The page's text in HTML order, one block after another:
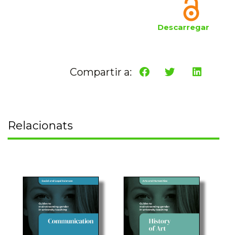
Descarregar
Compartir a:
Relacionats